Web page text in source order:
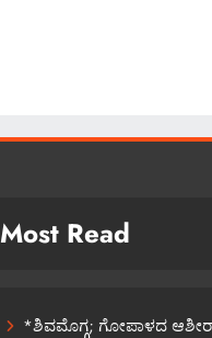
Most Read
*ಶಿವಮೊಗ್ಗ; ಗೋಪಾಳದ